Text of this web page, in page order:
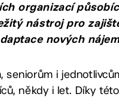
organizací
nástroj pro
nových
seniorům i
někdy i let. Díky